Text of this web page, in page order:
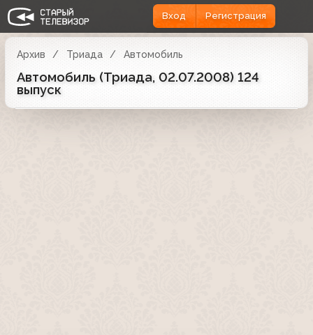
Вход Регистрация
Архив Триада Автомобиль
Автомобиль (Триада, 02.07.2008) 124
выпуск